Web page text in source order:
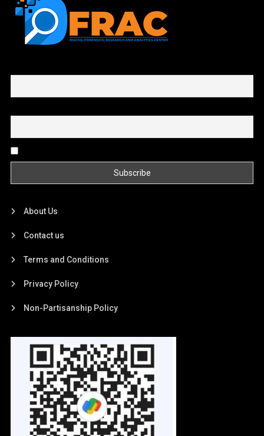
About Us
Contact us
Terms and Conditions
Privacy Policy
Non-Partisanship Policy